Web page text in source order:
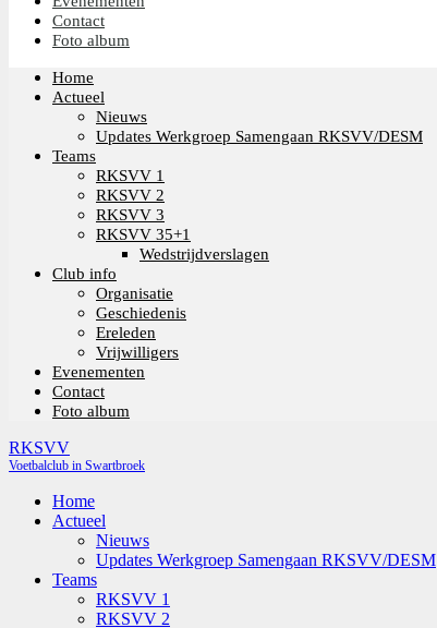
Contact
Foto album
Home
Actueel
Nieuws
Updates Werkgroep Samengaan RKSVV/DESM
Teams
RKSVV 1
RKSVV 2
RKSVV 3
RKSVV 35+1
Wedstrijdverslagen
Club info
Organisatie
Geschiedenis
Ereleden
Vrijwilligers
Evenementen
Contact
Foto album
RKSVV
Voetbalclub in Swartbroek
Home
Actueel
Nieuws
Updates Werkgroep Samengaan RKSVV/DESM
Teams
RKSVV 1
RKSVV 2